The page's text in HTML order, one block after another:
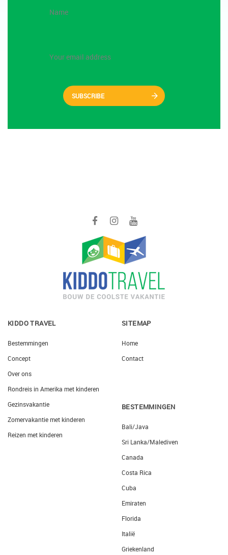
SUBSCRIBE
KIDDO TRAVEL
Bestemmingen
Concept
Over ons
Rondreis in Amerika met kinderen
Gezinsvakantie
Zomervakantie met kinderen
Reizen met kinderen
SITEMAP
Home
Contact
BESTEMMINGEN
Bali/Java
Sri Lanka/Malediven
Canada
Costa Rica
Cuba
Emiraten
Florida
Italië
Griekenland